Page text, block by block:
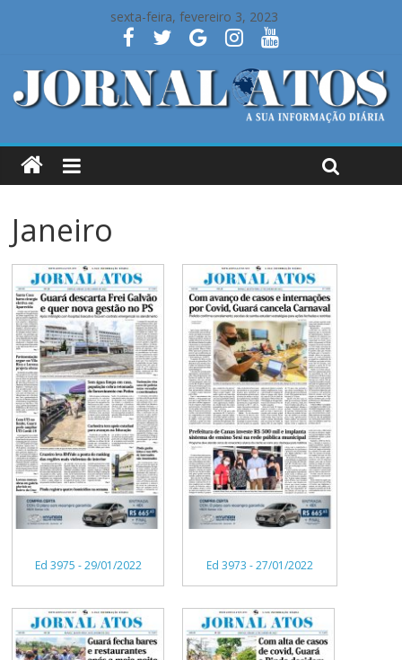
sexta-feira, fevereiro 3, 2023
Janeiro
Ed 3975 - 29/01/2022 Ed 3973 - 27/01/2022